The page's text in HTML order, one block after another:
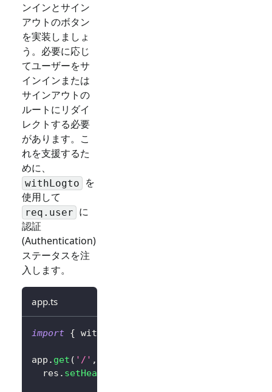
ンインとサイン
アウトのボタン
を実装しましょ
う。必要に応じ
てユーザーをサ
インインまたは
サインアウトの
ルートにリダイ
レクトする必要
があります。こ
れを支援するた
めに、
withLogto
を
使用して
req.user に
認証
(Authentication)
ステータスを注
入します。
app.ts
import { withLogto
app . get ( '/' ,
  res
. setHeader